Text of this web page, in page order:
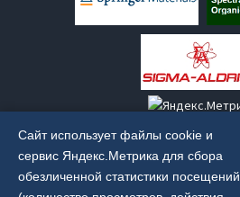
Сайт использует файлы cookie и
сервис Яндекс.Метрика для сбора
обезличенной статистики посещений